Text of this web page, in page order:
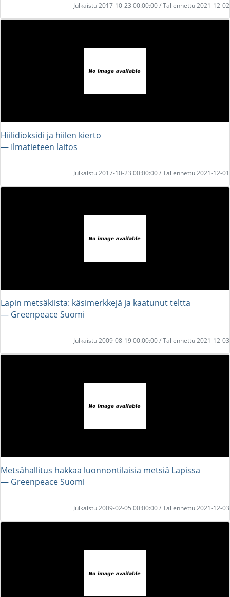
Julkaistu 2017-10-23 00:00:00 / Tallennettu 2021-12-02
Hiilidioksidi ja hiilen kierto
― Ilmatieteen laitos
Julkaistu 2017-10-23 00:00:00 / Tallennettu 2021-12-01
Lapin metsäkiista: käsimerkkejä ja kaatunut teltta
― Greenpeace Suomi
Julkaistu 2009-08-19 00:00:00 / Tallennettu 2021-12-03
Metsähallitus hakkaa luonnontilaisia metsiä Lapissa
― Greenpeace Suomi
Julkaistu 2009-02-05 00:00:00 / Tallennettu 2021-12-03